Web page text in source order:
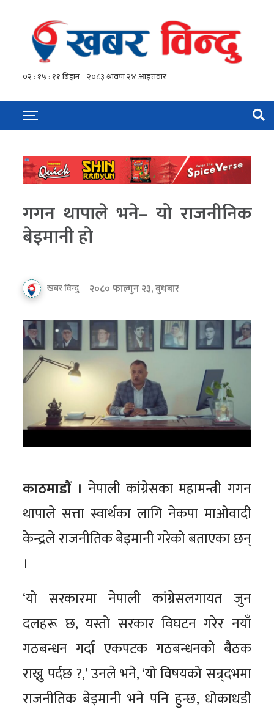
गगन थापाले भने– यो राजनीनिक
बेइमानी हो
खबर विन्दु २०८० फाल्गुन २३, बुधबार
काठमाडौं । नेपाली कांग्रेसका महामन्त्री गगन
थापाले सत्ता स्वार्थका लागि नेकपा माओवादी
केन्द्रले राजनीतिक बेइमानी गरेको बताएका छन्
।
‘यो सरकारमा नेपाली कांग्रेसलगायत जुन
दलहरू छ, यस्तो सरकार विघटन गरेर नयाँ
गठबन्धन गर्दा एकपटक गठबन्धनको बैठक
राख्नु पर्दछ ?,’ उनले भने, ‘यो विषयको सन्र्दभमा
राजनीतिक बेइमानी भने पनि हुन्छ, धोकाधडी